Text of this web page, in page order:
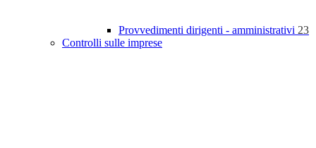
Provvedimenti dirigenti - amministrativi 23
Controlli sulle imprese